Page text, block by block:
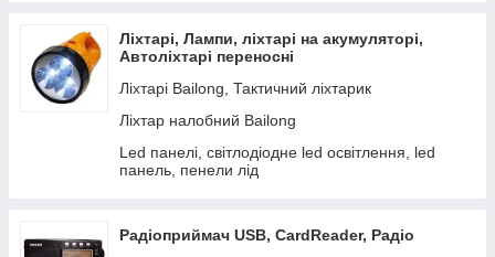
Лампи для світлоприладів
Прожектора Led
Ліхтарі, Лампи, ліхтарі на акумуляторі,
Автоліхтарі переносні
Ліхтарі Bailong, Тактичний ліхтарик
Ліхтар налобний Bailong
Led панелі, світлодіодне led освітлення, led
панель, пенели лід
Радіоприймач USB, CardReader, Радіо